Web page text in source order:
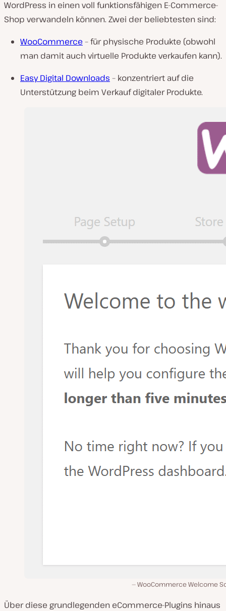
WordPress in einen voll funktionsfähigen E-Commerce-
Shop verwandeln können. Zwei der beliebtesten sind:
WooCommerce – für physische Produkte (obwohl
man damit auch virtuelle Produkte verkaufen kann).
Easy Digital Downloads – konzentriert auf die
Unterstützung beim Verkauf digitaler Produkte.
WooCommerce Welcome
Über diese grundlegenden eCommerce-Plugins hinaus